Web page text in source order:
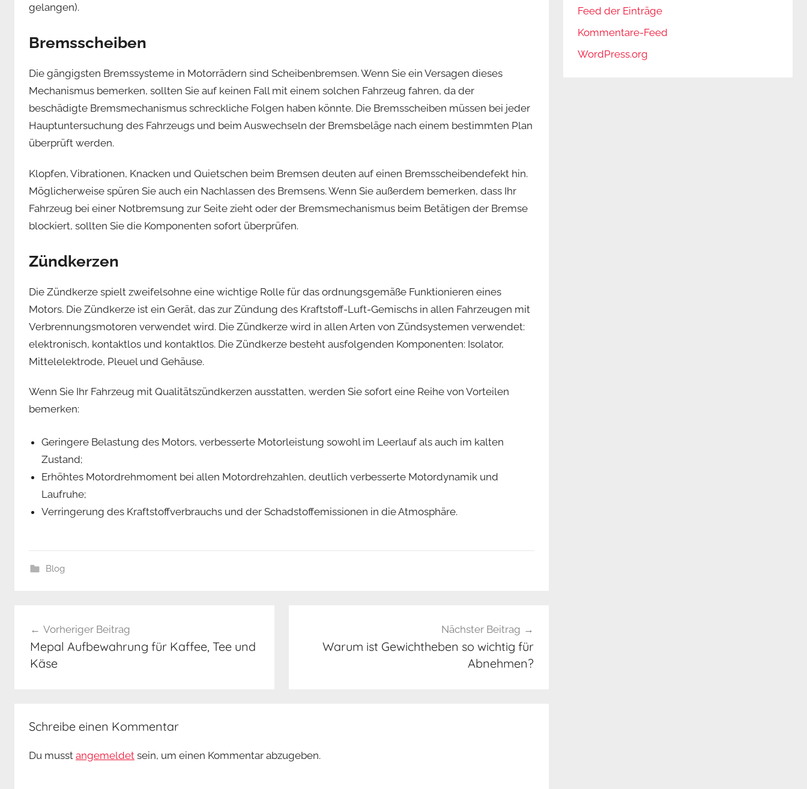
gelangen).
Bremsscheiben
Die gängigsten Bremssysteme in Motorrädern sind Scheibenbremsen. Wenn Sie ein Versagen dieses
Mechanismus bemerken, sollten Sie auf keinen Fall mit einem solchen Fahrzeug fahren, da der
beschädigte Bremsmechanismus schreckliche Folgen haben könnte. Die Bremsscheiben müssen bei jeder
Hauptuntersuchung des Fahrzeugs und beim Auswechseln der Bremsbeläge nach einem bestimmten Plan
überprüft werden.
Klopfen, Vibrationen, Knacken und Quietschen beim Bremsen deuten auf einen Bremsscheibendefekt hin.
Möglicherweise spüren Sie auch ein Nachlassen des Bremsens. Wenn Sie außerdem bemerken, dass Ihr
Fahrzeug bei einer Notbremsung zur Seite zieht oder der Bremsmechanismus beim Betätigen der Bremse
blockiert, sollten Sie die Komponenten sofort überprüfen.
Zündkerzen
Die Zündkerze spielt zweifelsohne eine wichtige Rolle für das ordnungsgemäße Funktionieren eines
Motors. Die Zündkerze ist ein Gerät, das zur Zündung des Kraftstoff-Luft-Gemischs in allen Fahrzeugen mit
Verbrennungsmotoren verwendet wird. Die Zündkerze wird in allen Arten von Zündsystemen verwendet:
elektronisch, kontaktlos und kontaktlos. Die Zündkerze besteht ausfolgenden Komponenten: Isolator,
Mittelelektrode, Pleuel und Gehäuse.
Wenn Sie Ihr Fahrzeug mit Qualitätszündkerzen ausstatten, werden Sie sofort eine Reihe von Vorteilen
bemerken:
Geringere Belastung des Motors, verbesserte Motorleistung sowohl im Leerlauf als auch im kalten
Zustand;
Erhöhtes Motordrehmoment bei allen Motordrehzahlen, deutlich verbesserte Motordynamik und
Laufruhe;
Verringerung des Kraftstoffverbrauchs und der Schadstoffemissionen in die Atmosphäre.
Blog
Navigation
Vorheriger Beitrag
Mepal Aufbewahrung für Kaffee, Tee und
Käse
Nächster Beitrag
Warum ist Gewichtheben so wichtig für
Abnehmen?
Schreibe einen Kommentar
Du musst angemeldet sein, um einen Kommentar abzugeben.
Feed der Einträge
Kommentare-Feed
WordPress.org